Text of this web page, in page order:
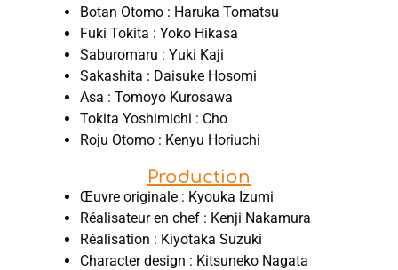
Botan Otomo : Haruka Tomatsu
Fuki Tokita : Yoko Hikasa
Saburomaru : Yuki Kaji
Sakashita : Daisuke Hosomi
Asa : Tomoyo Kurosawa
Tokita Yoshimichi : Cho
Roju Otomo : Kenyu Horiuchi
Production
Œuvre originale : Kyouka Izumi
Réalisateur en chef : Kenji Nakamura
Réalisation : Kiyotaka Suzuki
Character design : Kitsuneko Nagata